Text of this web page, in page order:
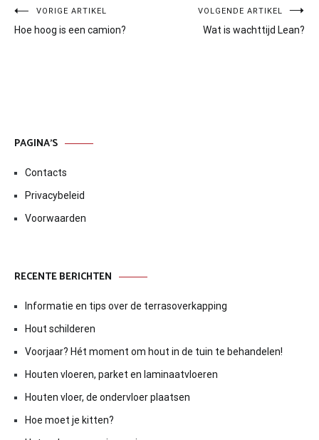
Bericht
navigatie
VORIGE ARTIKEL
Hoe hoog is een camion?
VOLGENDE ARTIKEL
Wat is wachttijd Lean?
PAGINA’S
Contacts
Privacybeleid
Voorwaarden
RECENTE BERICHTEN
Informatie en tips over de terrasoverkapping
Hout schilderen
Voorjaar? Hét moment om hout in de tuin te behandelen!
Houten vloeren, parket en laminaatvloeren
Houten vloer, de ondervloer plaatsen
Hoe moet je kitten?